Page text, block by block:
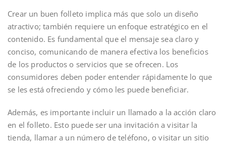
Crear un buen folleto implica más que solo un diseño
atractivo; también requiere un enfoque estratégico en el
contenido. Es fundamental que el mensaje sea claro y
conciso, comunicando de manera efectiva los beneficios
de los productos o servicios que se ofrecen. Los
consumidores deben poder entender rápidamente lo que
se les está ofreciendo y cómo les puede beneficiar.
Además, es importante incluir un llamado a la acción claro
en el folleto. Esto puede ser una invitación a visitar la
tienda, llamar a un número de teléfono, o visitar un sitio